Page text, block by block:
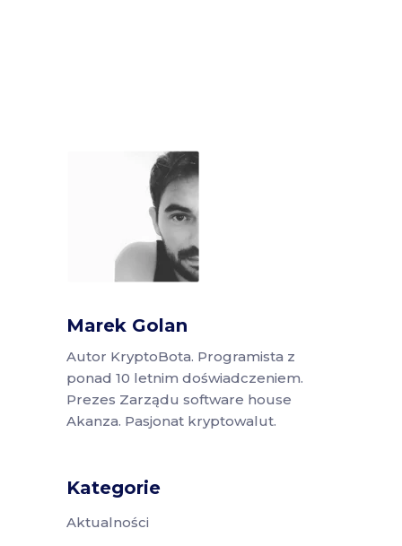
Marek Golan
Autor KryptoBota. Programista z
ponad 10 letnim doświadczeniem.
Prezes Zarządu software house
Akanza. Pasjonat kryptowalut.
Kategorie
Aktualności